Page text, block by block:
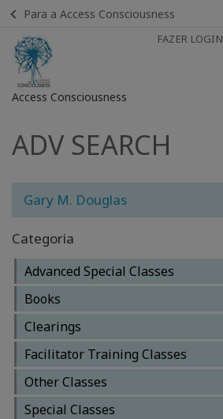
Para a Access Consciousness
FAZER LOGIN
Access Consciousness
Fazer
login
sua
conta
PRINCIPAIS
PRODUTOS
EM
PORTUGUÊS
BOOKS
CLASSES
ADV SEARCH
Gary M. Douglas
Categoria
Advanced Special Classes
Books
Clearings
Facilitator Training Classes
Other Classes
Special Classes